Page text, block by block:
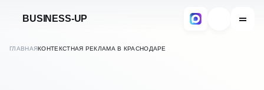
BUSINESS-UP
ГЛАВНАЯКОНТЕКСТНАЯ РЕКЛАМА В КРАСНОДАРЕ